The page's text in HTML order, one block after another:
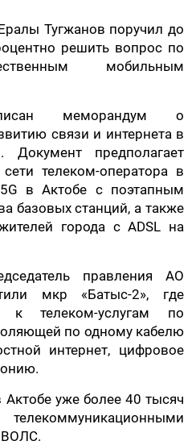
Тугжанов поручил до
решить вопрос по
мобильным
меморандум о
связи и интернета в
Документ предполагает
телеком-оператора в
в Актобе с поэтапным
базовых станций, а также
города с ADSL на
правления АО
мкр «Батыс-2», где
к телеком-услугам по
по одному кабелю
интернет, цифровое
уже более 40 тысяч
ВОЛС.